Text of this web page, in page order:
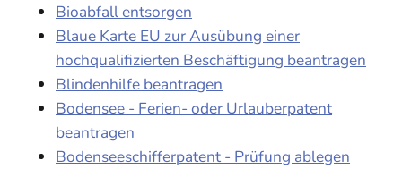
Bioabfall entsorgen
Blaue Karte EU zur Ausübung einer
hochqualifizierten Beschäftigung beantragen
Blindenhilfe beantragen
Bodensee - Ferien- oder Urlauberpatent
beantragen
Bodenseeschifferpatent - Prüfung ablegen